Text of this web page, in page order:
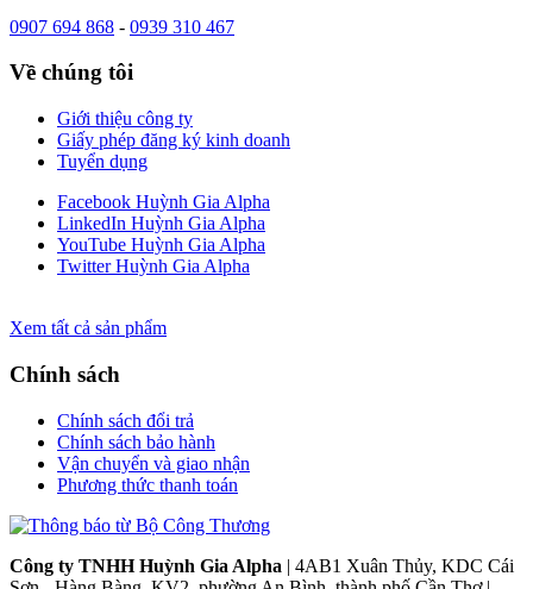
0907 694 868 - 0939 310 467
Về chúng tôi
Giới thiệu công ty
Giấy phép đăng ký kinh doanh
Tuyển dụng
Facebook Huỳnh Gia Alpha
LinkedIn Huỳnh Gia Alpha
YouTube Huỳnh Gia Alpha
Twitter Huỳnh Gia Alpha
Xem tất cả sản phẩm
Chính sách
Chính sách đổi trả
Chính sách bảo hành
Vận chuyển và giao nhận
Phương thức thanh toán
Công ty TNHH Huỳnh Gia Alpha | 4AB1 Xuân Thủy, KDC Cái